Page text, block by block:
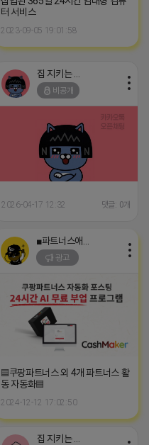
터 서비스
2023-09-05 19:01:58
비공개
2026-04-17 12:32 댓글: 0개
광고
▤쿠팡파트너스 외 4개 파트너스 활
동 자동화▤
2024-12-12 17:02:50